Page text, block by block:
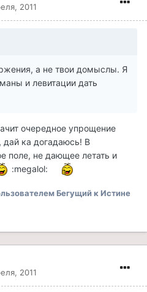
2011
а не твои домыслы. Я
и левитации дать
очередное упрощение
дай ка догадаюсь! В
поле, не дающее летать и
:megalol:
Бегущий к Истине
2011